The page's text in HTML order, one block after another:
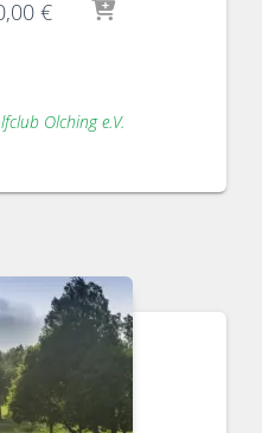
€
Olching e.V.